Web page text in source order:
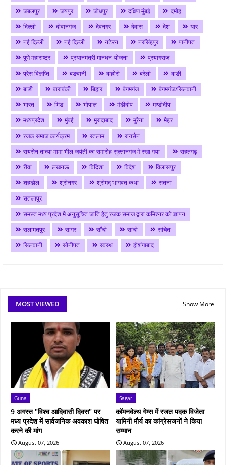
जबलपुर
जयपुर जोधपुर दक्षिण मुंबई
दमोह
दिल्ली
दीवानगंज देवनगर देवास देश
धार
नई दिल्ली
नई दिल्ली नटेरन नरसिंहपुर
पानीपत
पुणे महाराष्ट्र
प्रधानमंत्री मानधन योजना
प्रयागराज
प्रेस विज्ञप्ति
बङवानी बम्होरी बरेली
बाङी
बाडी
बाराबंकी बिहार बेगमगंज
बेगमगंज/सिलवानी
भारत
भिंड भोपाल मंडीदीप
मण्डीदीप
मध्यप्रदेश
मुंबई मुरादाबाद मुरैना
मैहर
रजक समाज कार्यक्रम
रतलाम
रायसेन
रायसेन तात्या मामा भील जयंती का समारोह सुल्तानगंज में रखा गया
राहतगढ़
रीवा
लखनऊ विदिशा विदेश
विलासपुर
शहडोल
श्रीनगर श्रीमद् भागवत कथा
सतना
सतलापुर
समस्त मध्य प्रदेश मै अनुसूचित जाति हेतु रजक समाज द्वारा कमिश्नर को ज्ञापन
सलामतपुर
सागर साँची सांची
सांचेत
सिलवानी
सोनीपत स्वस्थ होशंगाबाद
MOST VIEWED Show More
Guna
9 अगस्त "विश्व आदिवासी दिवस" पर
मध्य प्रदेश में सार्वजनिक अवकाश घोषित
करने की मांग
August 07, 2026
Sagar
कॉमनवेल्थ गेम्स में रजत पदक विजेता
यामिनी मौर्य का कांग्रेसजनों ने किया
सम्मान
August 07, 2026